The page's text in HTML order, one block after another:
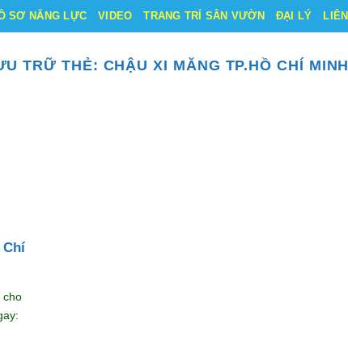
SƠ NĂNG LỰC VIDEO TRANG TRÍ SÂN VƯỜN ĐẠI LÝ
TRỮ THẺ: CHẬU XI MĂNG TP.HỒ CHÍ MINH
Chí
cho